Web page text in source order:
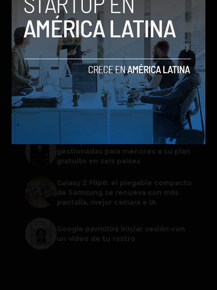
< 2
TRENDING POSTS
Meta lanza Muse Image: competirá
con modelos enfocados en IA
generativa de imágenes
ChatGPT Work: el nuevo asistente
de OpenAI que promete mejorar la
Spotify extiende las cuentas
gestionadas para menores a su plan
gratuito en seis países
Galaxy Z Flip8: el plegable compacto
de Samsung se renueva con más
pantalla, mejor cámara e IA
Google permitirá iniciar sesión con
un video de tu rostro